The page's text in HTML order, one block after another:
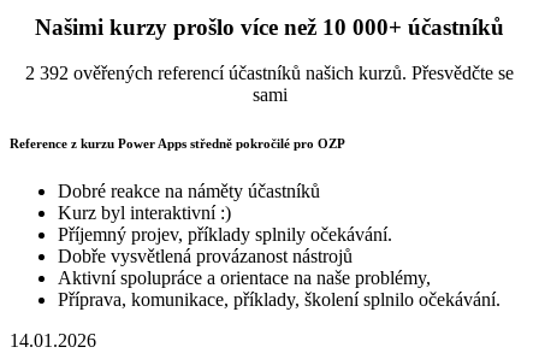
Našimi kurzy prošlo více než 10 000+ účastníků
2 392 ověřených referencí účastníků našich kurzů. Přesvědčte se
sami
Reference z kurzu Power Apps středně pokročilé pro OZP
Dobré reakce na náměty účastníků
Kurz byl interaktivní :)
Příjemný projev, příklady splnily očekávání.
Dobře vysvětlená provázanost nástrojů
Aktivní spolupráce a orientace na naše problémy,
Příprava, komunikace, příklady, školení splnilo očekávání.
14.01.2026